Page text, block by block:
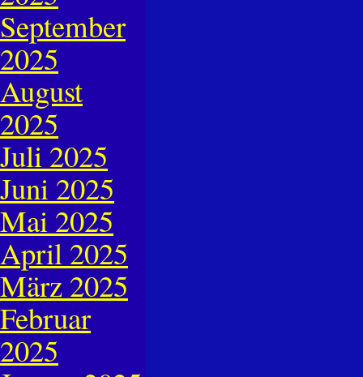
September
2025
August
2025
Juli 2025
Juni 2025
Mai 2025
April 2025
März 2025
Februar
2025